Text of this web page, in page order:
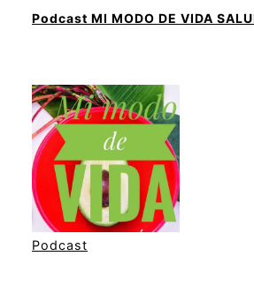
Podcast MI MODO DE VIDA
Podcast